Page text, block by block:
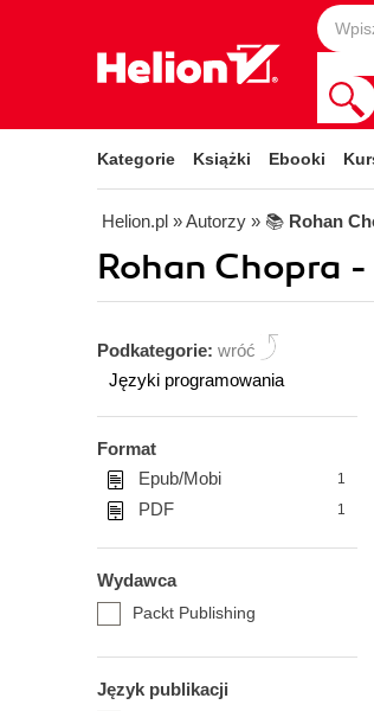
Kategorie Książki Ebooki
Helion.pl » Autorzy » 📚 Rohan
Rohan Chopra
Podkategorie: wróć
Języki programowania
Format
Epub/Mobi
1
PDF 1
Wydawca
Packt Publishing
Język publikacji